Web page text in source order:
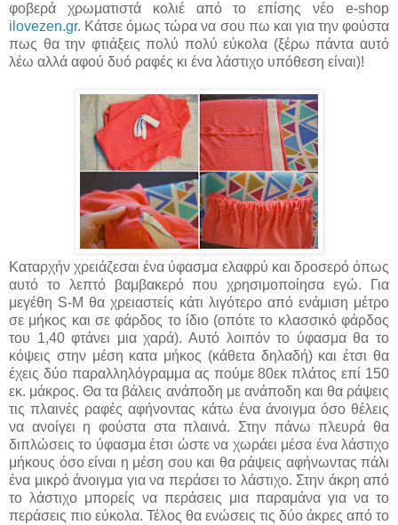
φοβερά χρωματιστά κολιέ από το επίσης νέο e-shop
ilovezen.gr. Κάτσε όμως τώρα να σου πω και για την φούστα
πως θα την φτιάξεις πολύ πολύ εύκολα (ξέρω πάντα αυτό
λέω αλλά αφού δυό ραφές κι ένα λάστιχο υπόθεση είναι)!
Καταρχήν χρειάζεσαι ένα ύφασμα ελαφρύ και δροσερό όπως
αυτό το λεπτό βαμβακερό που χρησιμοποίησα εγώ. Για
μεγέθη S-M θα χρειαστείς κάτι λιγότερο από ενάμιση μέτρο
σε μήκος και σε φάρδος το ίδιο (οπότε το κλασσικό φάρδος
του 1,40 φτάνει μια χαρά). Αυτό λοιπόν το ύφασμα θα το
κόψεις στην μέση κατα μήκος (κάθετα δηλαδή) και έτσι θα
έχεις δύο παραλληλόγραμμα ας πούμε 80εκ πλάτος επί 150
εκ. μάκρος. Θα τα βάλεις ανάποδη με ανάποδη και θα ράψεις
τις πλαινές ραφές αφήνοντας κάτω ένα άνοιγμα όσο θέλεις
να ανοίγει η φούστα στα πλαινά. Στην πάνω πλευρά θα
διπλώσεις το ύφασμα έτσι ώστε να χωράει μέσα ένα λάστιχο
μήκους όσο είναι η μέση σου και θα ράψεις αφήνωντας πάλι
ένα μικρό άνοιγμα για να περάσει το λάστιχο. Στην άκρη από
το λάστιχο μπορείς να περάσεις μια παραμάνα για να το
περάσεις πιο εύκολα. Τέλος θα ενώσεις τις δύο άκρες από το